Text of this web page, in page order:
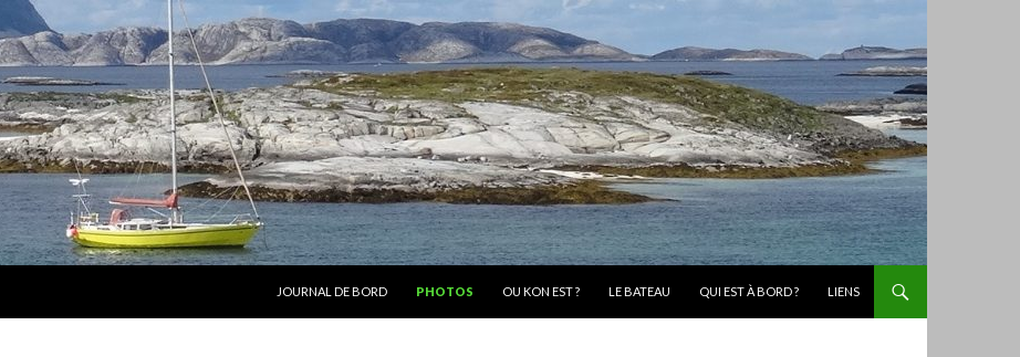
JOURNAL DE BORD
PHOTOS OU KON EST ? LE BATEAU QUI EST À BORD ? LIENS